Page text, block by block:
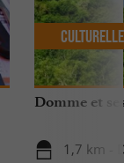
Domme et
1,7 km -
Culturelle